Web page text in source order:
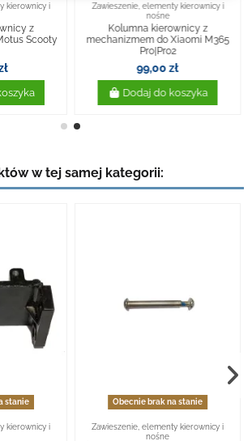
kierownicy i
z
Scooty
Zawieszenie, elementy kierownicy i
nośne
Kolumna kierownicy z
mechanizmem do Xiaomi M365
Pro|Pro2
99,00 zł
Dodaj do koszyka
w tej samej kategorii:
stanie
kierownicy i
Obecnie brak na stanie
Zawieszenie, elementy kierownicy i
nośne